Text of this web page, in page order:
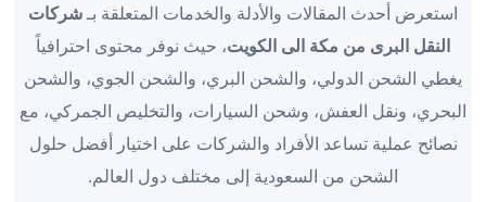
استعرض أحدث المقالات والأدلة والخدمات المتعلقة بـ شركات
النقل البرى من مكة الى الكويت، حيث نوفر محتوى احترافياً
يغطي الشحن الدولي، والشحن البري، والشحن الجوي، والشحن
البحري، ونقل العفش، وشحن السيارات، والتخليص الجمركي، مع
نصائح عملية تساعد الأفراد والشركات على اختيار أفضل حلول
الشحن من السعودية إلى مختلف دول العالم.